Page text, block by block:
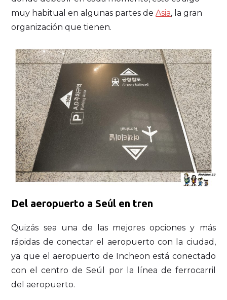
muy habitual en algunas partes deAsia, la gran
organización que tienen.
Del aeropuerto a Seúl en tren
Quizás sea una de las mejores opciones y más
rápidas de conectar el aeropuerto con la ciudad,
ya que el aeropuerto de Incheon está conectado
con el centro de Seúl por la línea de ferrocarril
del aeropuerto.